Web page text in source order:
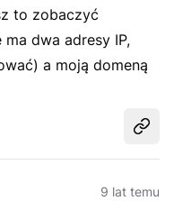
to zobaczyć
dwa adresy IP,
a moją domeną
9 lat temu